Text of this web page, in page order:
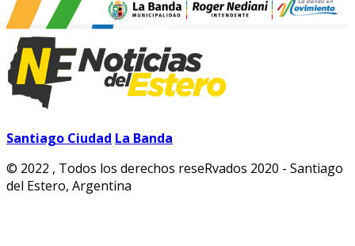
Santiago Ciudad La Banda
© 2022 , Todos los derechos reseRvados 2020 - Santiago
del Estero, Argentina